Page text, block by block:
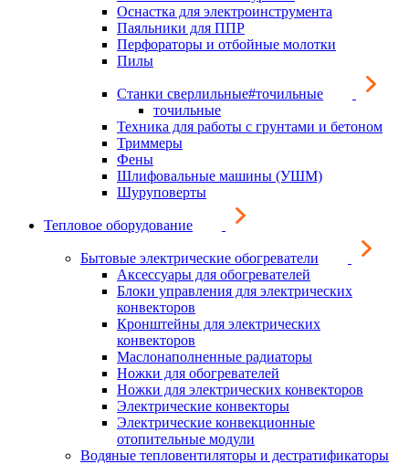
Оснастка для электроинструмента
Паяльники для ППР
Перфораторы и отбойные молотки
Пилы
Станки сверлильные#точильные
точильные
Техника для работы с грунтами и бетоном
Триммеры
Фены
Шлифовальные машины (УШМ)
Шуруповерты
Тепловое оборудование
Бытовые электрические обогреватели
Аксессуары для обогревателей
Блоки управления для электрических
конвекторов
Кронштейны для электрических
конвекторов
Маслонаполненные радиаторы
Ножки для обогревателей
Ножки для электрических конвекторов
Электрические конвекторы
Электрические конвекционные
отопительные модули
Водяные тепловентиляторы и дестратификаторы